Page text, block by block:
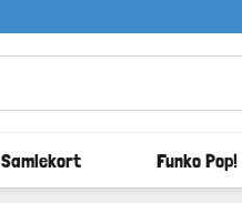
Samlekort Funko Pop!